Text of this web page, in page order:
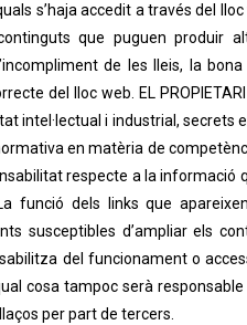
s’haja accedit a través del
que puguen produir
de les lleis, la
del lloc web. EL
intel·lectual i industrial, secrets
en matèria de
respecte a la
funció dels links que
susceptibles d’ampliar els
del funcionament o
cosa tampoc serà responsable
per part de tercers.